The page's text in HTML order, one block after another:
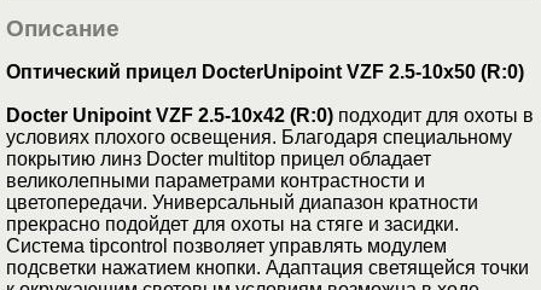
Описание
Оптический прицел DocterUnipoint VZF 2.5-10x50 (R:0)
Docter Unipoint VZF 2.5-10x42 (R:0) подходит для охоты в
условиях плохого освещения. Благодаря специальному
покрытию линз Docter multitop прицел обладает
великолепными параметрами контрастности и
цветопередачи. Универсальный диапазон кратности
прекрасно подойдет для охоты на стяге и засидки.
Система tipcontrol позволяет управлять модулем
подсветки нажатием кнопки. Адаптация светящейся точки